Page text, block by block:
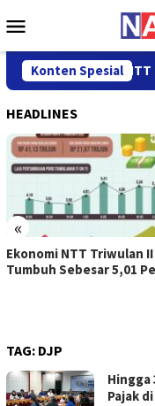
ke
Mobile
Konten Spesial
Ekonomi NTT
HEADLINES
«
Ekonomi NTT Triwulan II
Tumbuh Sebesar 5,01
TAG: DJP
Hingga
Pajak